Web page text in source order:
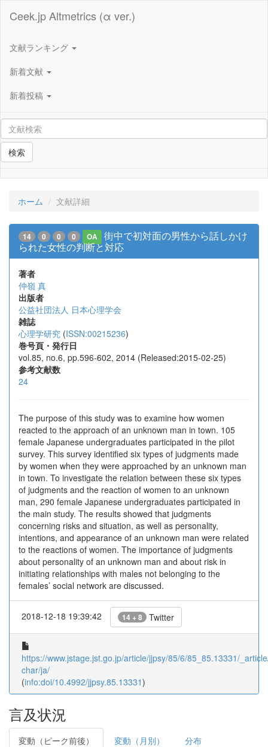
Ceek.jp Altmetrics (α ver.)
文献ランキング
新着文献
新着投稿
検索
ホーム 文献詳細
14 0 0 0 OA
街中で初対面の男性から話しかけ
られた女性の判断と対応
著者
仲嶺 真
出版者
公益社団法人 日本心理学会
雑誌
心理学研究 (ISSN:00215236)
巻号頁・発行日
vol.85, no.6, pp.596-602, 2014 (Released:2015-02-25)
参考文献数
24
The purpose of this study was to examine how women
reacted to the approach of an unknown man in town. 105
female Japanese undergraduates participated in the pilot
survey. This survey identified six types of judgments made
by women when they were approached by an unknown man
in town. To investigate the relation between these six types
of judgments and the reaction of women to an unknown
man, 290 female Japanese undergraduates participated in
the main study. The results showed that judgments
concerning risks and situation, as well as personality,
intentions, and appearance of an unknown man were related
to the reactions of women. The importance of judgments
about personality of an unknown man and about risk in
initiating relationships with males not belonging to the
females’ social network are discussed.
2018-12-18 19:39:42 14 + 8 Twitter
https://www.jstage.jst.go.jp/article/jjpsy/85/6/85_85.13331/
char/ja/
(info:doi/10.4992/jjpsy.85.13331)
言及状況
変動（ピーク前後） 変動（月別） 分布